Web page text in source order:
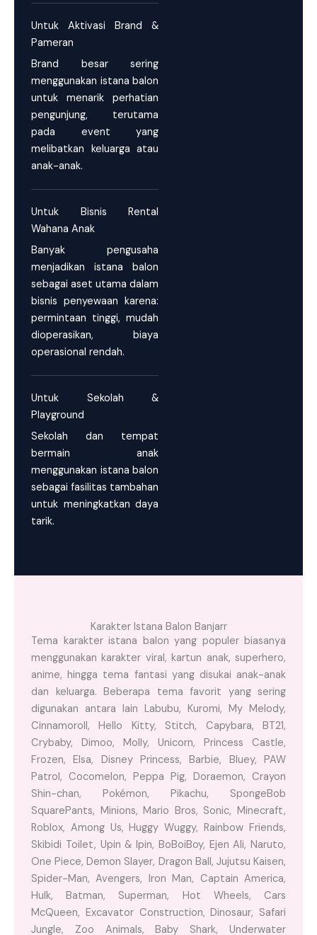
Untuk Aktivasi Brand &
Pameran
Brand besar sering
menggunakan istana balon
untuk menarik perhatian
pengunjung, terutama
pada event yang
melibatkan keluarga atau
anak-anak.
Untuk Bisnis Rental
Wahana Anak
Banyak pengusaha
menjadikan istana balon
sebagai aset utama dalam
bisnis penyewaan karena:
permintaan tinggi, mudah
dioperasikan, biaya
operasional rendah.
Untuk Sekolah &
Playground
Sekolah dan tempat
bermain anak
menggunakan istana balon
sebagai fasilitas tambahan
untuk meningkatkan daya
tarik.
Karakter Istana Balon Banjarr
Tema karakter istana balon yang populer biasanya
menggunakan karakter viral, kartun anak, superhero,
anime, hingga tema fantasi yang disukai anak-anak
dan keluarga. Beberapa tema favorit yang sering
digunakan antara lain Labubu, Kuromi, My Melody,
Cinnamoroll, Hello Kitty, Stitch, Capybara, BT21,
Crybaby, Dimoo, Molly, Unicorn, Princess Castle,
Frozen, Elsa, Disney Princess, Barbie, Bluey, PAW
Patrol, Cocomelon, Peppa Pig, Doraemon, Crayon
Shin-chan, Pokémon, Pikachu, SpongeBob
SquarePants, Minions, Mario Bros, Sonic, Minecraft,
Roblox, Among Us, Huggy Wuggy, Rainbow Friends,
Skibidi Toilet, Upin & Ipin, BoBoiBoy, Ejen Ali, Naruto,
One Piece, Demon Slayer, Dragon Ball, Jujutsu Kaisen,
Spider-Man, Avengers, Iron Man, Captain America,
Hulk, Batman, Superman, Hot Wheels, Cars
McQueen, Excavator Construction, Dinosaur, Safari
Jungle, Zoo Animals, Baby Shark, Underwater